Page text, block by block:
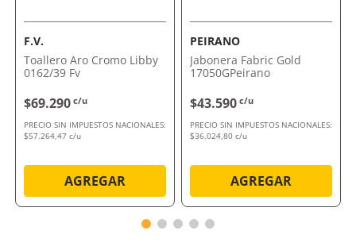
Comprálo ahora con envío a domicilio o retiro en
tienda.
F.V.
Toallero Aro Cromo Libby
0162/39 Fv
$69.290 c/u
PRECIO SIN IMPUESTOS NACIONALES:
$57.264,47 c/u
AGREGAR
PEIRANO
Jabonera Fabric Gold
17050GPeirano
$43.590 c/u
PRECIO SIN IMPUESTOS NACIONALES:
$36.024,80 c/u
AGREGAR